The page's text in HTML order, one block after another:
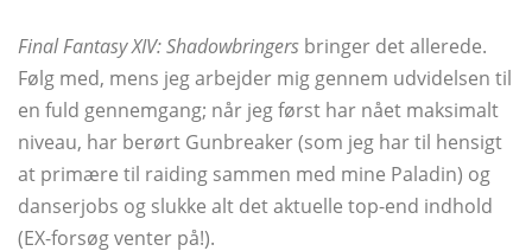
Final Fantasy XIV: Shadowbringers bringer det allerede.
Følg med, mens jeg arbejder mig gennem udvidelsen til
en fuld gennemgang; når jeg først har nået maksimalt
niveau, har berørt Gunbreaker (som jeg har til hensigt
at primære til raiding sammen med mine Paladin) og
danserjobs og slukke alt det aktuelle top-end indhold
(EX-forsøg venter på!).